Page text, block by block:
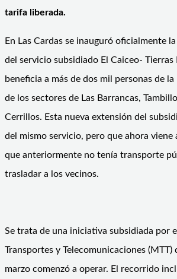
tarifa liberada.
En Las Cardas se inauguró oficialmente
del servicio subsidiado El Caiceo- Tierras
beneficia a más de dos mil personas de
de los sectores de Las Barrancas,
Cerrillos. Esta nueva extensión del
del mismo servicio, pero que ahora
que anteriormente no tenía transporte
trasladar a los vecinos.
Se trata de una iniciativa subsidiada por
Transportes y Telecomunicaciones (MTT)
marzo comenzó a operar. El recorrido